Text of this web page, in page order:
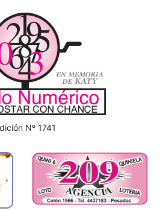
Nº 1741